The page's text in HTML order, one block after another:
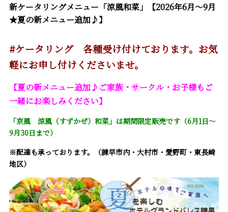
新ケータリングメニュー「涼風和菜」【2026年6月～9月
★夏の新メニュー追加♪】
#ケータリング 各種受け付けております。お気
軽にお申し付けくださいませ。
【夏の新メニュー追加♪ご家族・サークル・お子様もご
一緒にお楽しみください】
「京風 涼風（すずかぜ）和菜」は期間限定販売です（6月1日～
9月30日まで）
※配達も承っております。（諫早市内・大村市・愛野町・東長崎
地区）